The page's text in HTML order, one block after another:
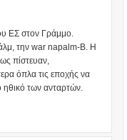
ΕΣ στον Γράμμο.
την war napalm-B. Η
πίστευαν,
όπλα τις εποχής να
ηθικό των ανταρτών.